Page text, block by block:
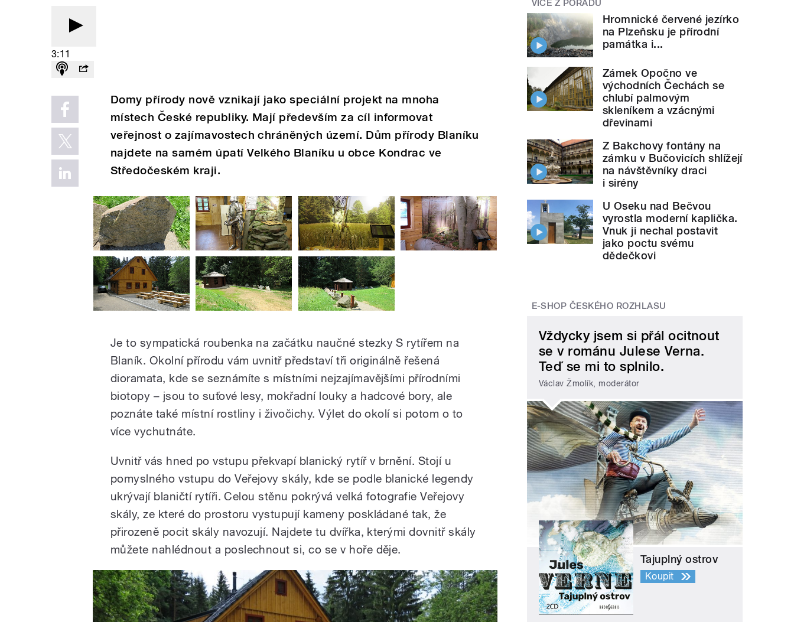
3:11
Domy přírody nově vznikají jako speciální projekt na mnoha
místech České republiky. Mají především za cíl informovat
veřejnost o zajímavostech chráněných území. Dům přírody Blaníku
najdete na samém úpatí Velkého Blaníku u obce Kondrac ve
Středočeském kraji.
Je to sympatická roubenka na začátku naučné stezky S rytířem na
Blaník. Okolní přírodu vám uvnitř představí tři originálně řešená
dioramata, kde se seznámíte s místními nejzajímavějšími přírodními
biotopy – jsou to suťové lesy, mokřadní louky a hadcové bory, ale
poznáte také místní rostliny i živočichy. Výlet do okolí si potom o to
více vychutnáte.
Uvnitř vás hned po vstupu překvapí blanický rytíř v brnění. Stojí u
pomyslného vstupu do Veřejovy skály, kde se podle blanické legendy
ukrývají blaničtí rytíři. Celou stěnu pokrývá velká fotografie Veřejovy
skály, ze které do prostoru vystupují kameny poskládané tak, že
přirozeně pocit skály navozují. Najdete tu dvířka, kterými dovnitř skály
můžete nahlédnout a poslechnout si, co se v hoře děje.
VÍCE Z POŘADU
Hromnické červené jezírko
na Plzeňsku je přírodní
památka i...
Zámek Opočno ve
východních Čechách se
chlubí palmovým
skleníkem a vzácnými
dřevinami
Z Bakchovy fontány na
zámku v Bučovicích shlížejí
na návštěvníky draci
i sirény
U Oseku nad Bečvou
vyrostla moderní kaplička.
Vnuk ji nechal postavit
jako poctu svému
dědečkovi
E-SHOP ČESKÉHO ROZHLASU
Vždycky jsem si přál ocitnout
se v románu Julese Verna.
Teď se mi to splnilo.
Václav Žmolík, moderátor
Tajuplný ostrov
Koupit